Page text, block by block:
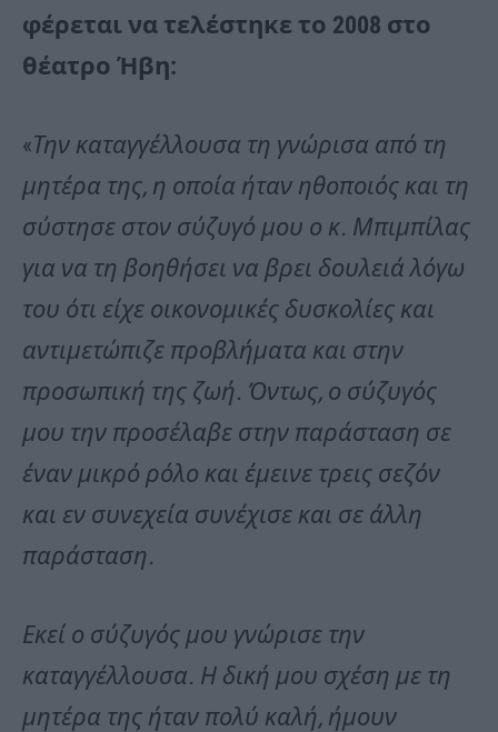
φέρεται να τελέστηκε το 2008 στο
θέατρο Ήβη:
«Την καταγγέλλουσα τη γνώρισα από τη
μητέρα της, η οποία ήταν ηθοποιός και τη
σύστησε στον σύζυγό μου ο κ. Μπιμπίλας
για να τη βοηθήσει να βρει δουλειά λόγω
του ότι είχε οικονομικές δυσκολίες και
αντιμετώπιζε προβλήματα και στην
προσωπική της ζωή. Όντως, ο σύζυγός
μου την προσέλαβε στην παράσταση σε
έναν μικρό ρόλο και έμεινε τρεις σεζόν
και εν συνεχεία συνέχισε και σε άλλη
παράσταση.
Εκεί ο σύζυγός μου γνώρισε την
καταγγέλλουσα. Η δική μου σχέση με τη
μητέρα της ήταν πολύ καλή, ήμουν